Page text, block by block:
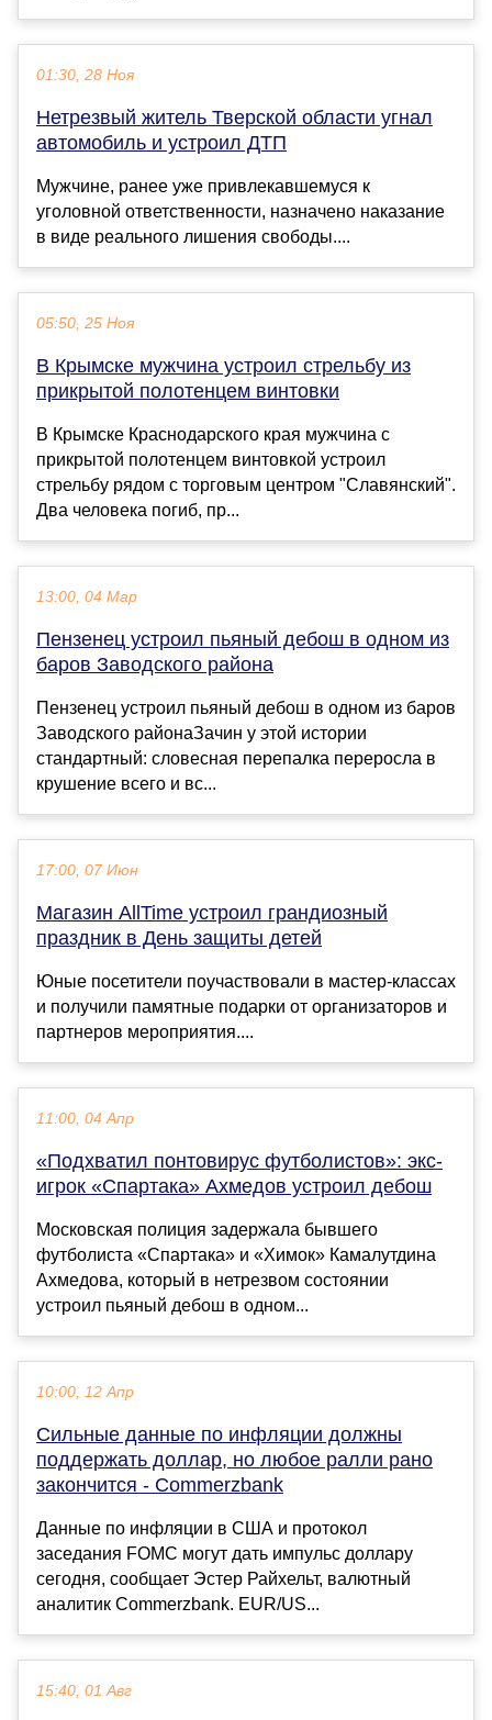
01:30, 28 Ноя
Нетрезвый житель Тверской области угнал
автомобиль и устроил ДТП
Мужчине, ранее уже привлекавшемуся к
уголовной ответственности, назначено наказание
в виде реального лишения свободы....
05:50, 25 Ноя
В Крымске мужчина устроил стрельбу из
прикрытой полотенцем винтовки
В Крымске Краснодарского края мужчина с
прикрытой полотенцем винтовкой устроил
стрельбу рядом с торговым центром "Славянский".
Два человека погиб, пр...
13:00, 04 Мар
Пензенец устроил пьяный дебош в одном из
баров Заводского района
Пензенец устроил пьяный дебош в одном из баров
Заводского районаЗачин у этой истории
стандартный: словесная перепалка переросла в
крушение всего и вс...
17:00, 07 Июн
Магазин AllTime устроил грандиозный
праздник в День защиты детей
Юные посетители поучаствовали в мастер-классах
и получили памятные подарки от организаторов и
партнеров мероприятия....
11:00, 04 Апр
«Подхватил понтовирус футболистов»: экс-
игрок «Спартака» Ахмедов устроил дебош
Московская полиция задержала бывшего
футболиста «Спартака» и «Химок» Камалутдина
Ахмедова, который в нетрезвом состоянии
устроил пьяный дебош в одном...
10:00, 12 Апр
Сильные данные по инфляции должны
поддержать доллар, но любое ралли рано
закончится - Commerzbank
Данные по инфляции в США и протокол
заседания FOMC могут дать импульс доллару
сегодня, сообщает Эстер Райхельт, валютный
аналитик Commerzbank. EUR/US...
15:40, 01 Авг